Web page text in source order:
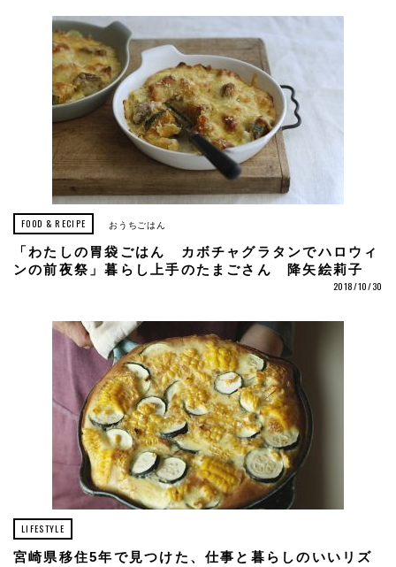
FOOD & RECIPE おうちごはん
「わたしの胃袋ごはん カボチャグラタンでハロウィ
ンの前夜祭」暮らし上手のたまごさん 降矢絵莉子
2018/10/30
LIFESTYLE
宮崎県移住5年で見つけた、仕事と暮らしのいいリズ